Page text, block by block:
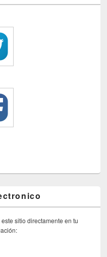
sitio directamente en tu